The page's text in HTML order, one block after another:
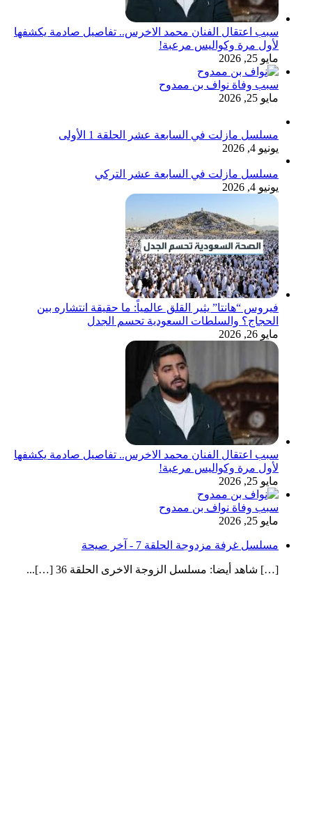
سبب اعتقال الفنان محمد الاخرس.. تفاصيل صادمة يكشفها
لأول مرة وكواليس مرعبة!
مايو 25, 2026
سبب وفاة نواف بن ممدوح
مايو 25, 2026
مسلسل مازلت في السابعة عشر الحلقة 1 الأولى
يونيو 4, 2026
مسلسل مازلت في السابعة عشر التركي
يونيو 4, 2026
فيروس “هانتا” يثير القلق عالمياً: ما حقيقة انتشاره بين
الحجاج؟ والسلطات السعودية تحسم الجدل
مايو 26, 2026
سبب اعتقال الفنان محمد الاخرس.. تفاصيل صادمة يكشفها
لأول مرة وكواليس مرعبة!
مايو 25, 2026
سبب وفاة نواف بن ممدوح
مايو 25, 2026
مسلسل غرفة مزدوجة الحلقة 7 - آخر صيحة
[…] شاهد أيضا: مسلسل الزوجة الاخرى الحلقة 36 […]...